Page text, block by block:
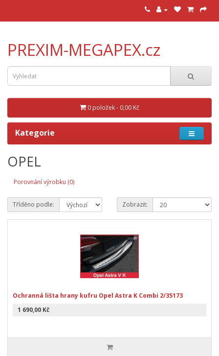
PREXIM-MEGAPEX.cz
0 položek - 0,00 Kč
Kategorie
OPEL
Porovnání výrobku (0)
Tříděno podle: Zobrazit:
Ochranná lišta hrany kufru Opel Astra K Combi 2/35173
1 690,00 Kč